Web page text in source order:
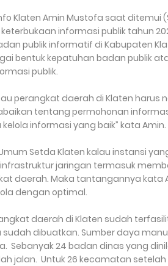
Klaten Amin Mustofa saat ditemui
informasi publik tahun
publik informatif di Kabupaten
bentuk kepatuhan badan publik
publik.
perangkat daerah di Klaten harus
tentang permohonan
informasi yang baik” kata Amin.
Setda Klaten kalau instansi
jaringan termasuk
daerah. Maka tantangannya kata
dengan optimal.
daerah di Klaten sudah
sudah dibuatkan. Sumber daya
Sebanyak 24 badan dinas yang
jalan. Untuk 26 kecamatan